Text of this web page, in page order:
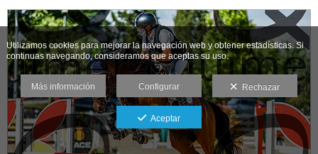
Utilizamos cookies para mejorar la navegación web y obtener estadísticas. Si
continuas navegando, consideramos que aceptas su uso.
Más información Configurar Rechazar
Aceptar